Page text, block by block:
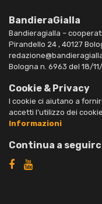
BandieraGialla
Bandieragialla –
Pirandello 24 , 40127
Bologna n. 6963 del 18/
Cookie & Privacy
I cookie ci aiutano a
accetti l’utilizzo dei
Informazioni
Continua a